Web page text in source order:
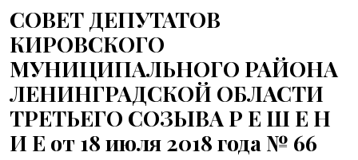
Шлиссельбург не сдался: правда о 500
днях стойкости и бое...
30 ИЮЛЯ 2026
ОБЩЕСТВО
С рабочим визитом в Кировский район
29 ИЮЛЯ 2026
ОБЩЕСТВО
Особенный спортивно-туристский слёт
СОВЕТ ДЕПУТАТОВ
КИРОВСКОГО
МУНИЦИПАЛЬНОГО РАЙОНА
ЛЕНИНГРАДСКОЙ ОБЛАСТИ
ТРЕТЬЕГО СОЗЫВА Р Е Ш Е Н
И Е от 18 июля 2018 года № 66